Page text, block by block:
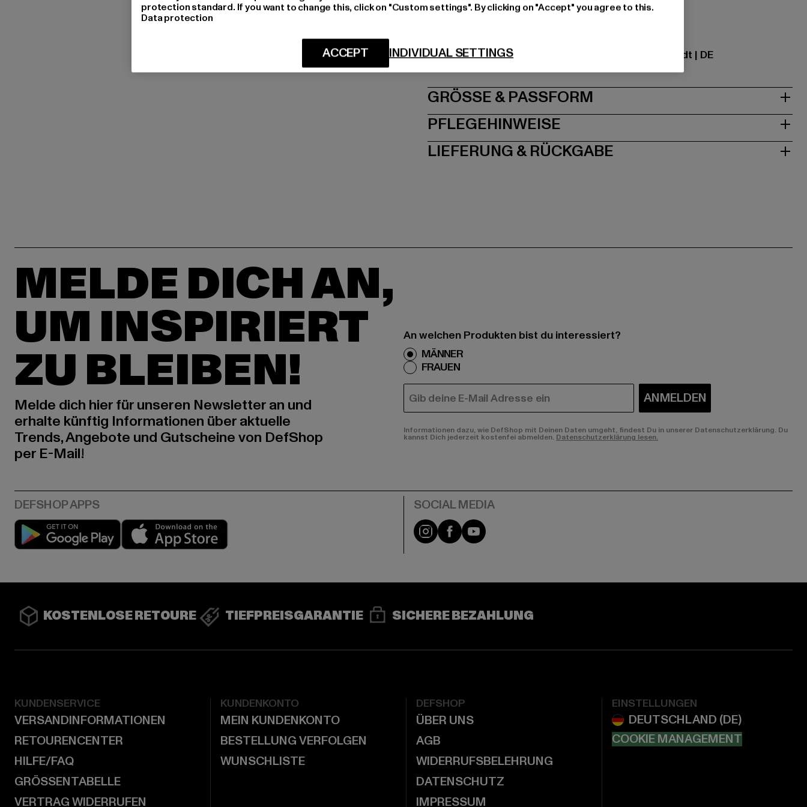
Art.Nr: TB2050-03748
Dr.-Robert-Murjahn-Straße 7 | 64372 Ober-Ramstadt | DE
GRÖSSE & PASSFORM
PFLEGEHINWEISE
LIEFERUNG & RÜCKGABE
MELDE DICH AN,
UM INSPIRIERT
ZU BLEIBEN!
Melde dich hier für unseren Newsletter an und
erhalte künftig Informationen über aktuelle
Trends, Angebote und Gutscheine von DefShop
per E-Mail!
An welchen Produkten bist du interessiert?
MÄNNER
FRAUEN
E-MAIL ANMELDEN
Informationen dazu, wie DefShop mit Deinen Daten umgeht, findest Du in unserer Datenschutzerklärung. Du
kannst Dich jederzeit kostenfei abmelden. Datenschutzerklärung lesen.
Play market Instagram
FacebookYouTube
KOSTENLOSE RETOURE TIEFPREISGARANTIE SICHERE BEZAHLUNG
KUNDENSERVICE
VERSANDINFORMATIONEN
RETOURENCENTER
HILFE/FAQ
GRÖSSENTABELLE
VERTRAG WIDERRUFEN
KUNDENKONTO
MEIN KUNDENKONTO
BESTELLUNG VERFOLGEN
WUNSCHLISTE
DEFSHOP
ÜBER UNS
AGB
WIDERRUFSBELEHRUNG
DATENSCHUTZ
IMPRESSUM
EINSTELLUNGEN
COOKIE MANAGEMENT
protection standard. If you want to change this, click on "Custom settings". By clicking on "Accept" you agree to this.
Data protection
INDIVIDUAL SETTINGS
ACCEPT